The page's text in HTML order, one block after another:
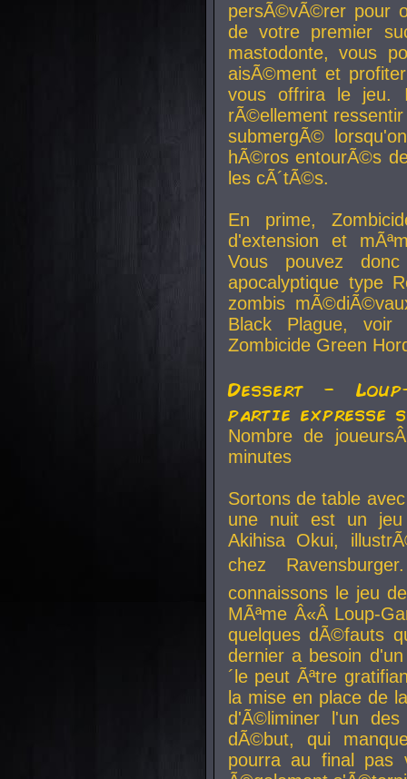
persÃ©vÃ©rer pour
de votre premier
mastodonte, vous
aisÃ©ment et
vous offrira le jeu.
rÃ©ellement
submergÃ©
hÃ©ros entourÃ©s
les cÃ´tÃ©s.
En prime,
d'extension et
Vous pouvez
apocalyptique type
zombis
Black Plague,
Zombicide Green
Dessert -
partie expresse
Nombre de
minutes
Sortons de table
une nuit est un
Akihisa Okui,
chez
connaissons le jeu
MÃªme Â«Â Loup-
quelques dÃ©fauts
dernier a besoin
´le peut Ãªtre
la mise en place de
d'Ã©liminer l'un
dÃ©but, qui
pourra au final pas